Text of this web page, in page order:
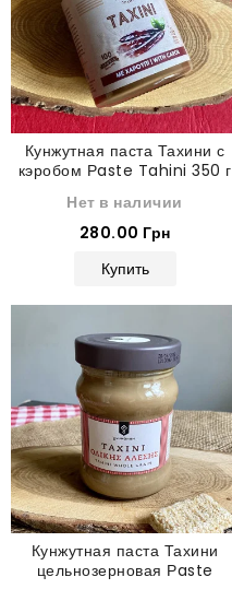
Кунжутная паста Тахини с
кэробом Рaste Tahini 350 г
Нет в наличии
280.00 Грн
Купить
Кунжутная паста Тахини
цельнозерновая Рaste